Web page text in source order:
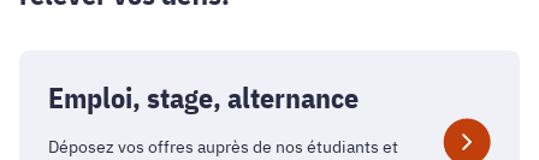
Emploi, stage, alternance
Déposez vos offres auprès de nos étudiants et